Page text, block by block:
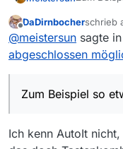
#include
; Startet
Offline
DaDirnbocherschrieb
zuletzt
@meistersun sagte in
abgeschlossen
Zum Beispiel so
Ich kenn AutoIt